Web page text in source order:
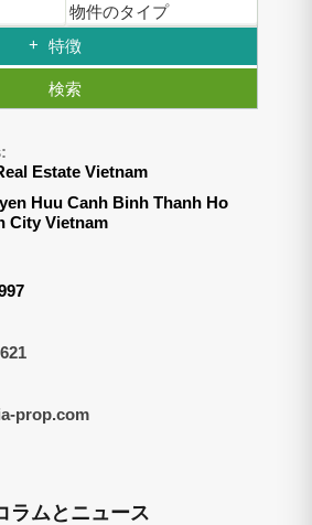
物件のタイプ
特徴
検索
Estate Vietnam
Huu Canh Binh Thanh Ho
City Vietnam
prop.com
ラムとニュース